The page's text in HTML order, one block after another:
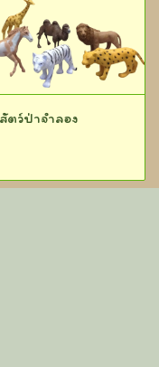
ตว์ป่าจำลอง